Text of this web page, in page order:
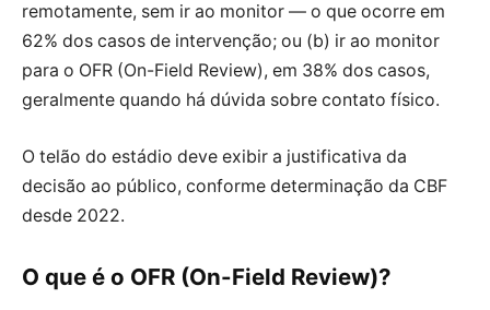
remotamente, sem ir ao monitor — o que ocorre em
62% dos casos de intervenção; ou (b) ir ao monitor
para o OFR (On-Field Review), em 38% dos casos,
geralmente quando há dúvida sobre contato físico.
O telão do estádio deve exibir a justificativa da
decisão ao público, conforme determinação da CBF
desde 2022.
O que é o OFR (On-Field Review)?